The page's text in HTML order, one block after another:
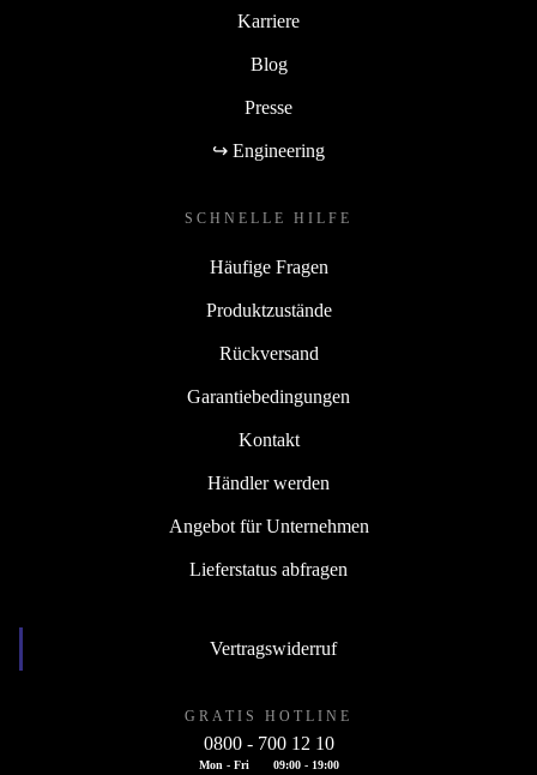
Karriere
Blog
Presse
↪ Engineering
SCHNELLE HILFE
Häufige Fragen
Produktzustände
Rückversand
Garantiebedingungen
Kontakt
Händler werden
Angebot für Unternehmen
Lieferstatus abfragen
Vertragswiderruf
GRATIS HOTLINE
0800 - 700 12 10
Mon - Fri 09:00 - 19:00